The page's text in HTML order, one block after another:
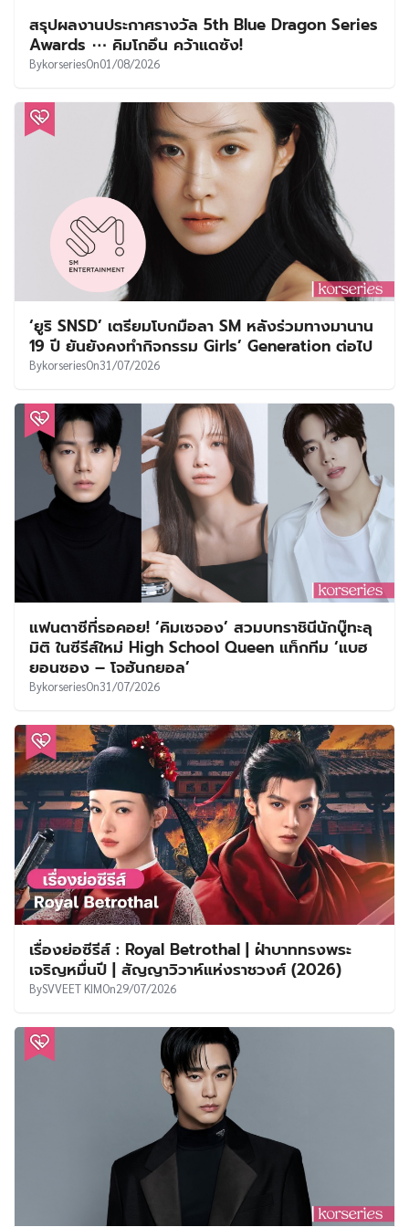
สรุปผลงานประกาศรางวัล 5th Blue Dragon Series
Awards ⋯ คิมโกอึน คว้าแดซัง!
BykorseriesOn01/08/2026
‘ยูริ SNSD’ เตรียมโบกมือลา SM หลังร่วมทางมานาน
19 ปี ยันยังคงทำกิจกรรม Girls’ Generation ต่อไป
BykorseriesOn31/07/2026
แฟนตาซีที่รอคอย! ‘คิมเซจอง’ สวมบทราชินีนักบู๊ทะลุ
มิติ ในซีรีส์ใหม่ High School Queen แท็กทีม ‘แบฮ
ยอนซอง – โจฮันกยอล’
BykorseriesOn31/07/2026
เรื่องย่อซีรีส์ : Royal Betrothal | ฝ่าบาททรงพระ
เจริญหมื่นปี | สัญญาวิวาห์แห่งราชวงศ์ (2026)
BySVVEET KIMOn29/07/2026